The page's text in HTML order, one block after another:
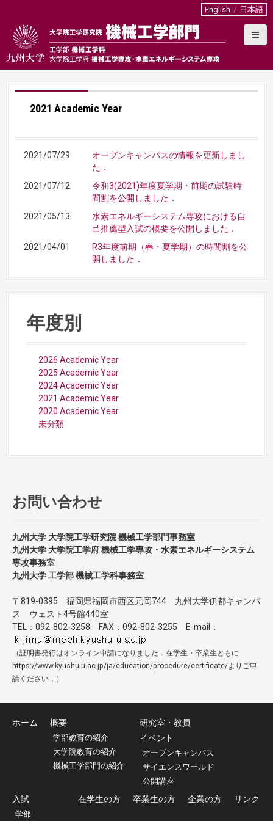
o
English 日本語
2021 Academic Year
2021/07/29
オープンキャンパスの情報を更新しまし
た．
2021/07/12
令和3(2021)年度夏学期・前期の試験時
間割を公開しました．
2021/05/13
水素エネルギーシステム専攻における自
己推薦型入試の概要を公開しました．
2021/04/01
R3年度前期（春・夏学期）の時間割を公
開しました．
年度別
2026 Academic Year
2025 Academic Year
2024 Academic Year
2021 Academic Year
2020 Academic Year
未分類
お問い合わせ
九州大学 大学院工学研究院 機械工学部門事務室
九州大学 大学院工学府 機械工学専攻・水素エネルギーシステム
専攻事務室
九州大学 工学部 機械工学科事務室
〒819-0395 福岡県福岡市西区元岡744 九州大学伊都キャンパ
ス ウェスト4号館440室
TEL：092-802-3258 FAX：092-802-3255 E-mail：
（証明書発行はオンライン申請になりました．在学生・卒業生ともに
https://www.kyushu-u.ac.jp/ja/education/procedure/certificate/よりご申
請ください．）
ホーム 概要
学部教育の紹介
大学院教育の紹介
機械工学部門の紹介
研究室・教員
イベント
オープンキャンパス
サイエンスワールド
公開講座
入試
学部
在学生の方 卒業生の方 企業の方 リンク